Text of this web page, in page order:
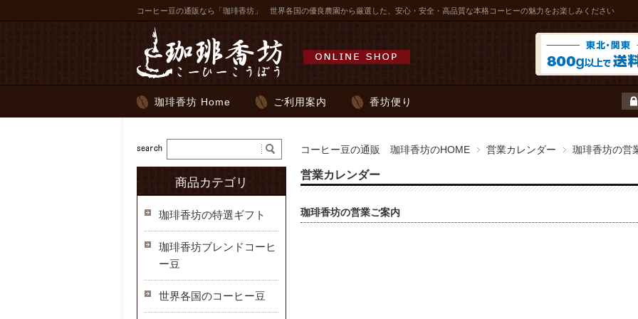
コーヒー豆の通販なら「珈琲香坊」 世界各国の優良農園から厳選した、安心・安全・高品質な本格コーヒーの魅力をお楽しみください
珈琲香坊 Home ご利用案内 香坊便り
コーヒー豆の通販 珈琲香坊のHOME 営業カレンダー 珈琲香坊の営
営業カレンダー
珈琲香坊の営業ご案内
商品カテゴリ
珈琲香坊の特選ギフト
珈琲香坊ブレンドコーヒ
ー豆
世界各国のコーヒー豆